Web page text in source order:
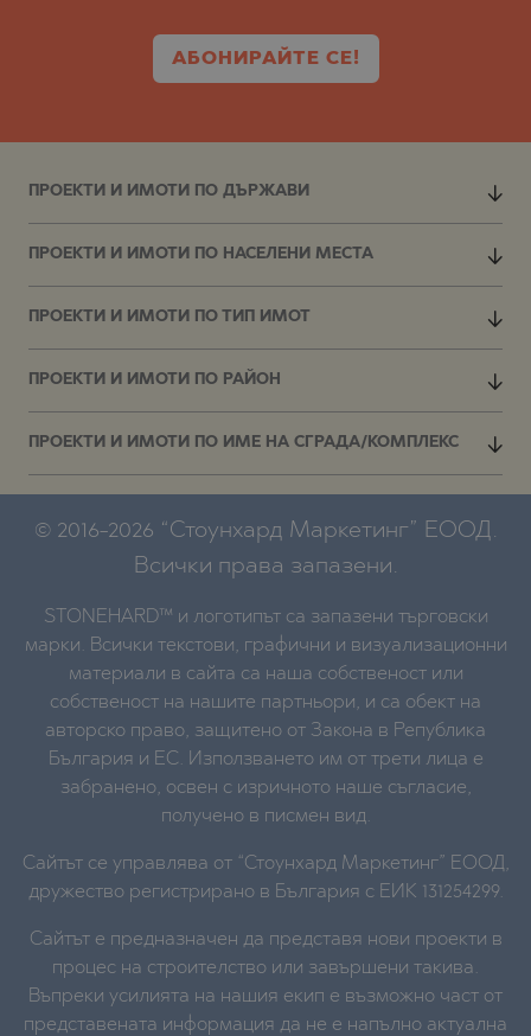
АБОНИРАЙТЕ СЕ!
ПРОЕКТИ И ИМОТИ ПО ДЪРЖАВИ
ПРОЕКТИ И ИМОТИ ПО НАСЕЛЕНИ МЕСТА
ПРОЕКТИ И ИМОТИ ПО ТИП ИМОТ
ПРОЕКТИ И ИМОТИ ПО РАЙОН
ПРОЕКТИ И ИМОТИ ПО ИМЕ НА СГРАДА/КОМПЛЕКС
© 2016-2026 “Стоунхард Маркетинг” ЕООД.
Всички права запазени.
STONEHARD™ и логотипът са запазени търговски
марки. Всички текстови, графични и визуализационни
материали в сайта са наша собственост или
собственост на нашите партньори, и са обект на
авторско право, защитено от Закона в Република
България и ЕС. Използването им от трети лица е
забранено, освен с изричното наше съгласие,
получено в писмен вид.
Сайтът се управлява от “Стоунхард Маркетинг” ЕООД,
дружество регистрирано в България с ЕИК 131254299.
Сайтът е предназначен да представя нови проекти в
процес на строителство или завършени такива.
Въпреки усилията на нашия екип е възможно част от
представената информация да не е напълно актуална